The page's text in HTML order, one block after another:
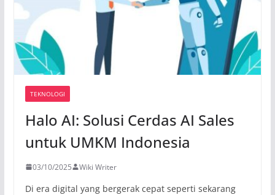
TEKNOLOGI
Halo AI: Solusi Cerdas AI Sales
untuk UMKM Indonesia
03/10/2025 Wiki Writer
Di era digital yang bergerak cepat seperti sekarang